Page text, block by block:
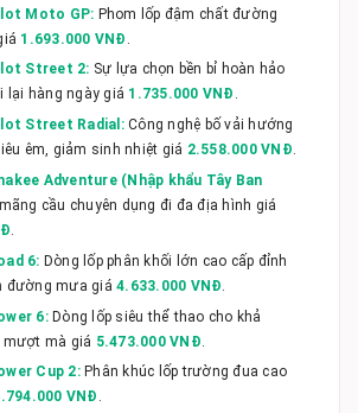
Moto GP: Phom lốp đậm chất đường
1.693.000 VNĐ
Street 2: Sự lựa chọn bền bỉ hoàn hảo
lại hàng ngày giá 1.735.000 VNĐ .
Street Radial:Công nghệ bố vải hướng
êm, giảm sinh nhiệt giá 2.558.000 VNĐ.
Adventure (Nhập khẩu Tây Ban
cầu chuyên dụng đi đa địa hình giá
.
6: Dòng lốp phân khối lớn cao cấp đỉnh
đường mưa giá 4.633.000 VNĐ
6:Dòng lốp siêu thể thao cho khả
mà giá 5.473.000 VNĐ
Cup 2:Phân khúc lốp trường đua cao
VNĐ .